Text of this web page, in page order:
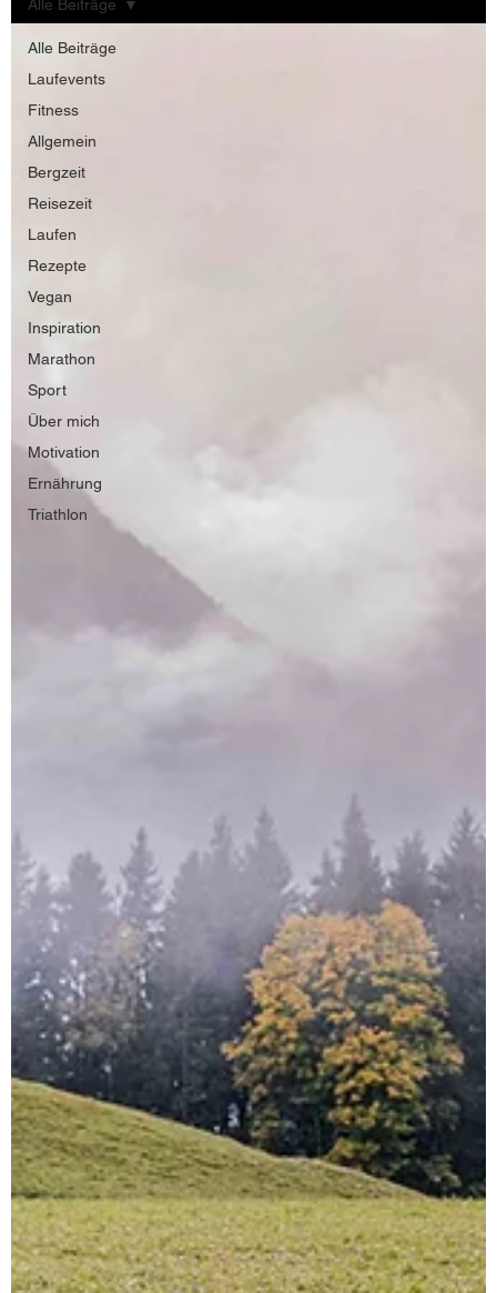
Alle Beiträge
Laufevents
Fitness
Allgemein
Bergzeit
Reisezeit
Laufen
Rezepte
Vegan
Inspiration
Marathon
Sport
Über mich
Motivation
Ernährung
Triathlon
Alle Beiträge